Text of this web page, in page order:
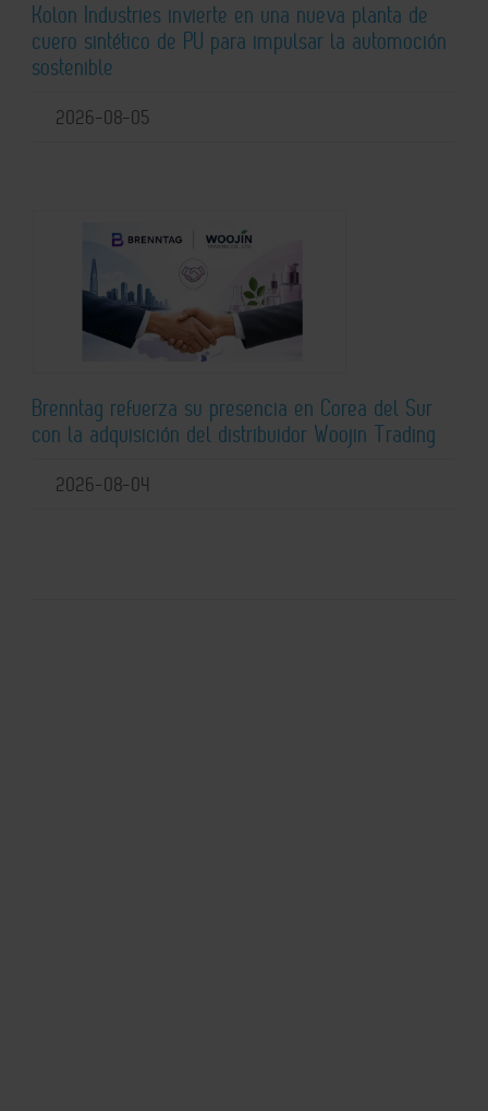
Kolon Industries invierte en una nueva planta de
cuero sintético de PU para impulsar la automoción
sostenible
2026-08-05
Brenntag refuerza su presencia en Corea del Sur
con la adquisición del distribuidor Woojin Trading
2026-08-04